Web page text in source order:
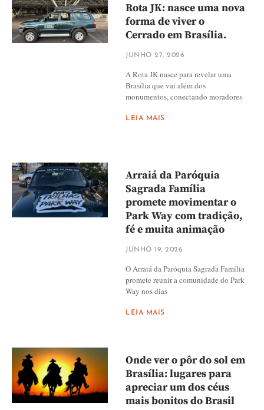
Rota JK: nasce uma nova
forma de viver o
Cerrado em Brasília.
JUNHO 27, 2026
A Rota JK nasce para revelar uma
Brasília que vai além dos
monumentos, conectando moradores
LEIA MAIS
Arraiá da Paróquia
Sagrada Família
promete movimentar o
Park Way com tradição,
fé e muita animação
JUNHO 19, 2026
O Arraiá da Paróquia Sagrada Família
promete reunir a comunidade do Park
Way nos dias
LEIA MAIS
Onde ver o pôr do sol em
Brasília: lugares para
apreciar um dos céus
mais bonitos do Brasil